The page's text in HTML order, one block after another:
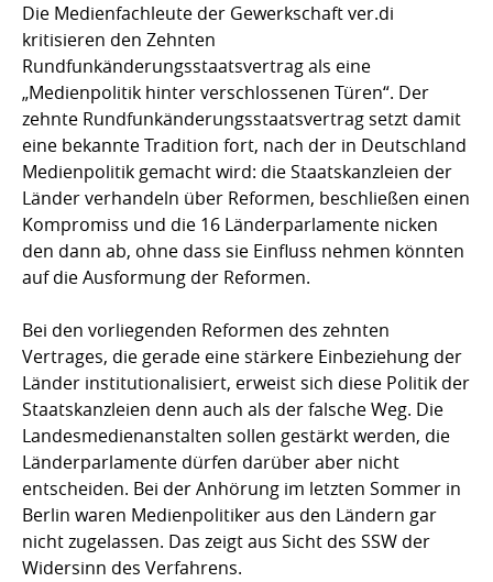
Die Medienfachleute der Gewerkschaft ver.di
kritisieren den Zehnten
Rundfunkänderungsstaatsvertrag als eine
„Medienpolitik hinter verschlossenen Türen“. Der
zehnte Rundfunkänderungsstaatsvertrag setzt damit
eine bekannte Tradition fort, nach der in Deutschland
Medienpolitik gemacht wird: die Staatskanzleien der
Länder verhandeln über Reformen, beschließen einen
Kompromiss und die 16 Länderparlamente nicken
den dann ab, ohne dass sie Einfluss nehmen könnten
auf die Ausformung der Reformen.
Bei den vorliegenden Reformen des zehnten
Vertrages, die gerade eine stärkere Einbeziehung der
Länder institutionalisiert, erweist sich diese Politik der
Staatskanzleien denn auch als der falsche Weg. Die
Landesmedienanstalten sollen gestärkt werden, die
Länderparlamente dürfen darüber aber nicht
entscheiden. Bei der Anhörung im letzten Sommer in
Berlin waren Medienpolitiker aus den Ländern gar
nicht zugelassen. Das zeigt aus Sicht des SSW der
Widersinn des Verfahrens.